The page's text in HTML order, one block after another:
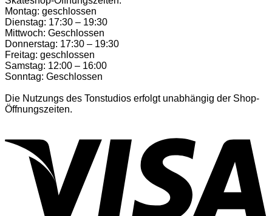
Montag: geschlossen
Dienstag: 17:30 – 19:30
Mittwoch: Geschlossen
Donnerstag: 17:30 – 19:30
Freitag: geschlossen
Samstag: 12:00 – 16:00
Sonntag: Geschlossen
Die Nutzungs des Tonstudios erfolgt unabhängig der Shop-
Öffnungszeiten.